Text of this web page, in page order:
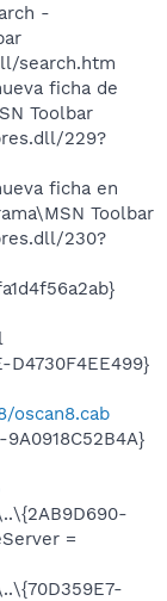
-
search.htm
ficha de
Toolbar
229?
ficha en
Toolbar
230?
D4730F4EE499}
oscan8.cab
=